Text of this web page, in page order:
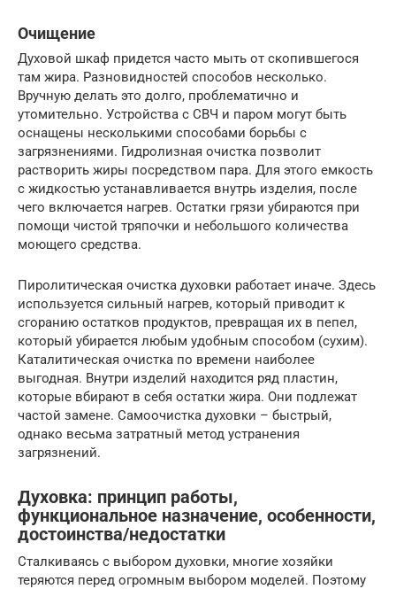
Очищение
Духовой шкаф придется часто мыть от скопившегося
там жира. Разновидностей способов несколько.
Вручную делать это долго, проблематично и
утомительно. Устройства с СВЧ и паром могут быть
оснащены несколькими способами борьбы с
загрязнениями. Гидролизная очистка позволит
растворить жиры посредством пара. Для этого емкость
с жидкостью устанавливается внутрь изделия, после
чего включается нагрев. Остатки грязи убираются при
помощи чистой тряпочки и небольшого количества
моющего средства.
Пиролитическая очистка духовки работает иначе. Здесь
используется сильный нагрев, который приводит к
сгоранию остатков продуктов, превращая их в пепел,
который убирается любым удобным способом (сухим).
Каталитическая очистка по времени наиболее
выгодная. Внутри изделий находится ряд пластин,
которые вбирают в себя остатки жира. Они подлежат
частой замене. Самоочистка духовки – быстрый,
однако весьма затратный метод устранения
загрязнений.
Духовка: принцип работы,
функциональное назначение, особенности,
достоинства/недостатки
Сталкиваясь с выбором духовки, многие хозяйки
теряются перед огромным выбором моделей. Поэтому